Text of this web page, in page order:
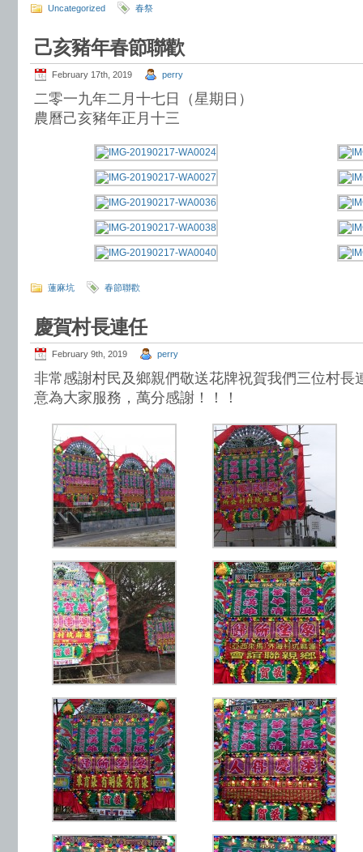
Uncategorized 春祭
己亥豬年春節聯歡
February 17th, 2019 perry
二零一九年二月十七日（星期日）
農曆己亥豬年正月十三
蓮麻坑 春節聯歡
慶賀村長連任
February 9th, 2019 perry
非常感謝村民及鄉親們敬送花牌祝賀我們三位村長
意為大家服務，萬分感謝！！！